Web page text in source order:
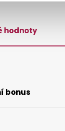
hodnoty
bonus